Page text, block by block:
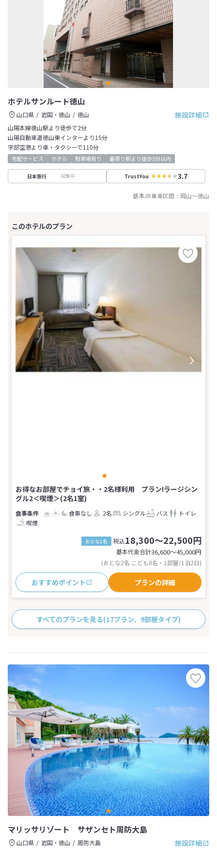
ホテルサンルート徳山
施設詳細
山口県 岩国・徳山
徳山
山陽本線徳山駅より徒歩で2分
山陽自動車道徳山東インターより15分
宇部空港より車・タクシーで110分
宅配サービス ホテル 駐車場有り 最寄り駅より徒歩5分以内
日本旅行 収集中 TrustYou 3.7
基準JR乗車区間： 岡山～徳山
お得なお部屋でチョイ旅・・2名様利用 プラン!ラージシン
グル2＜喫煙＞(2名1室)
食事なし 2名 シングル バス
トイレ
喫煙
おとな1名 税込18,300～22,500円
基本代金合計36,600〜45,000円
(おとな2名 こども0名・1部屋/1泊2日)
おすすめポイント プランの詳細
すべてのプランを見る(17プラン、9部屋タイプ)
マリッサリゾート サザンセト周防大島
施設詳細
山口県 岩国・徳山
周防大島